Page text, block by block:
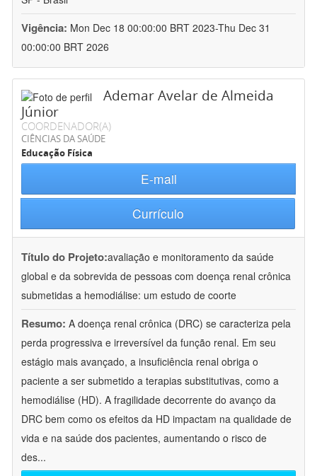
Vigência: Mon Dec 18 00:00:00 BRT 2023-Thu Dec 31
00:00:00 BRT 2026
Ademar Avelar de Almeida
Júnior
COORDENADOR(A)
CIÊNCIAS DA SAÚDE
Educação Física
E-mail
Currículo
Título do Projeto:avaliação e monitoramento da saúde
global e da sobrevida de pessoas com doença renal crônica
submetidas a hemodiálise: um estudo de coorte
Resumo: A doença renal crônica (DRC) se caracteriza pela
perda progressiva e irreversível da função renal. Em seu
estágio mais avançado, a insuficiência renal obriga o
paciente a ser submetido a terapias substitutivas, como a
hemodiálise (HD). A fragilidade decorrente do avanço da
DRC bem como os efeitos da HD impactam na qualidade de
vida e na saúde dos pacientes, aumentando o risco de
des...